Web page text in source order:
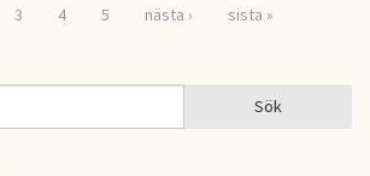
3 4 5 nästa › sista »
Sök